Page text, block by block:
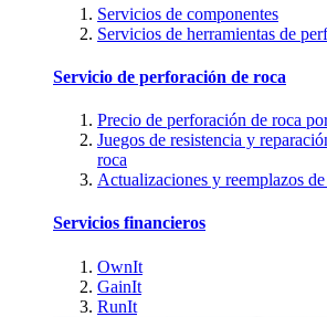
Servicios de componentes
Servicios de herramientas de
Servicio de perforación de roca
Precio de perforación de roca
Juegos de resistencia y
roca
Actualizaciones y reemplazos
Servicios financieros
OwnIt
GainIt
RunIt